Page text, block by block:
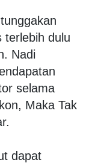
terlebih dulu
Nadi
selama
Maka Tak
dapat